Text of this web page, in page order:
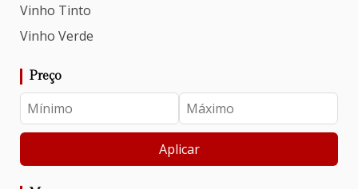
Vinho Tinto
Vinho Verde
Preço
Aplicar